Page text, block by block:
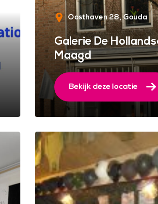
Oosthaven 28 Gouda
Galerie De
Maagd
Bekijk deze locatie